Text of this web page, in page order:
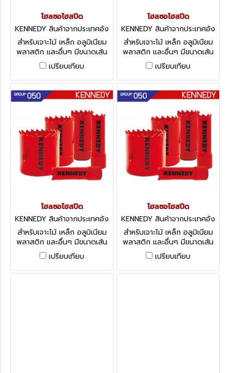
โฮลซอไฮสปีด
KENNEDY สินค้าจากประเทศอัง
กฤษ-1
สำหรับเจาะไม้ เหล็ก อลูมิเนียม
พลาสติก และอื่นๆ มีขนาดเส้น
ผ่านศูนย์กลางให้เลือกตั้งแต่ 95
- 133 มม. Variable Pitch Bi-
Metal HSS Holesaws
เปรียบเทียบ
โฮลซอไฮสปีด
KENNEDY สินค้าจากประเทศอัง
กฤษ-1
สำหรับเจาะไม้ เหล็ก อลูมิเนียม
พลาสติก และอื่นๆ มีขนาดเส้น
ผ่านศูนย์กลางให้เลือกตั้งแต่ 68
- 92 มม. Variable Pitch Bi-
Metal HSS Holesaws
เปรียบเทียบ
โฮลซอไฮสปีด
KENNEDY สินค้าจากประเทศอัง
กฤษ-1
สำหรับเจาะไม้ เหล็ก อลูมิเนียม
พลาสติก และอื่นๆ มีขนาดเส้น
ผ่านศูนย์กลางให้เลือกตั้งแต่ 27
- 67 มม. Variable Pitch Bi-
Metal HSS Holesaws
เปรียบเทียบ
โฮลซอไฮสปีด
KENNEDY สินค้าจากประเทศอัง
กฤษ-1
สำหรับเจาะไม้ เหล็ก อลูมิเนียม
พลาสติก และอื่นๆ มีขนาดเส้น
ผ่านศูนย์กลางให้เลือกตั้งแต่ 14
- 25 มม. Variable Pitch Bi-
Metal HSS Holesaws
เปรียบเทียบ